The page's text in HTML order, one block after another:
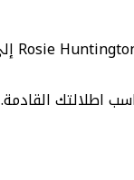
اطلالتك القادمة.